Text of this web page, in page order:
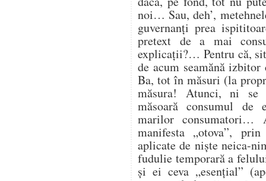
noi… Sau, deh’,
guvernanți prea
pretext de a mai
explicații?… Pentru că,
de acum seamănă
Ba, tot în măsuri (la
măsura! Atunci, ni se
măsoară consumul de
marilor consumatori…
manifesta „otova”,
aplicate de niște neica-
fudulie temporară a
și ei ceva „esențial”